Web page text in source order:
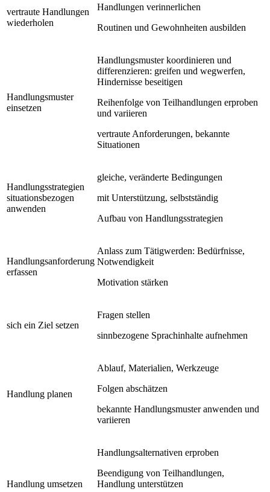
vertraute Handlungen
wiederholen
Handlungen verinnerlichen
Routinen und Gewohnheiten ausbilden
Handlungsmuster
einsetzen
Handlungsmuster koordinieren und
differenzieren: greifen und wegwerfen,
Hindernisse beseitigen
Reihenfolge von Teilhandlungen erproben
und variieren
vertraute Anforderungen, bekannte
Situationen
Handlungsstrategien
situationsbezogen
anwenden
gleiche, veränderte Bedingungen
mit Unterstützung, selbstständig
Aufbau von Handlungsstrategien
Handlungsanforderung
erfassen
Anlass zum Tätigwerden: Bedürfnisse,
Notwendigkeit
Motivation stärken
sich ein Ziel setzen
Fragen stellen
sinnbezogene Sprachinhalte aufnehmen
Handlung planen
Ablauf, Materialien, Werkzeuge
Folgen abschätzen
bekannte Handlungsmuster anwenden und
variieren
Handlung umsetzen
Handlungsalternativen erproben
Beendigung von Teilhandlungen,
Handlung unterstützen